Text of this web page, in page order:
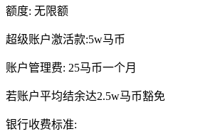
额度: 无限额
超级账户激活款:5w马币
账户管理费: 25马币一个月
若账户平均结余达2.5w马币豁免
银行收费标准: